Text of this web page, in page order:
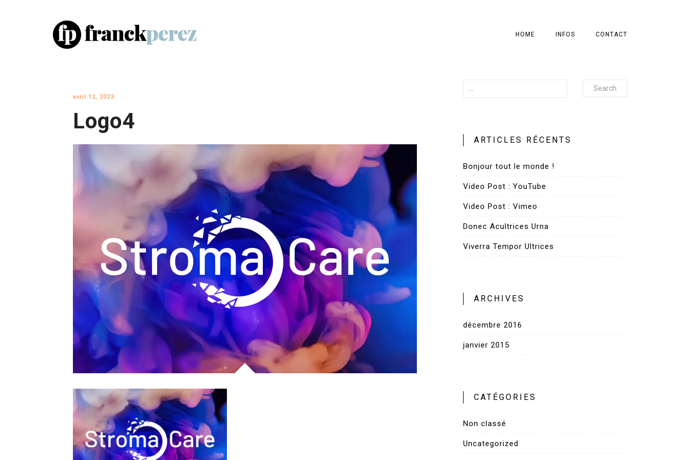
HOME INFOS CONTACT
avril 12, 2023
Logo4
Search
ARTICLES RÉCENTS
Bonjour tout le monde !
Video Post : YouTube
Video Post : Vimeo
Donec Acultrices Urna
Viverra Tempor Ultrices
ARCHIVES
décembre 2016
janvier 2015
CATÉGORIES
Non classé
Uncategorized